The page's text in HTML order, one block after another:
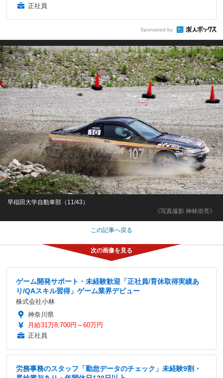
正社員
Sponsored by
《写真撮影 神林崇亮》
早稲田大学自動車部（11/43）
この記事へ戻る
ゲーム開発サポート・未経験歓迎「正社員/育休取得実績あ
り/QAスキル習得」ゲーム業界デビュー
株式会社小林
神奈川県
月給31万8,700円～60万円
正社員
労務事務のスタッフ「勤怠データのチェック」未経験9割・